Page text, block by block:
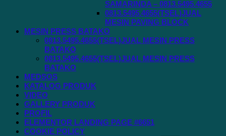
SAMARINDA – 0813.5495.4655
0813.5495.4655(TSEL)JUAL
MESIN PAVING BLOCK
MESIN PRESS BATAKO
0813.5495.4655(TSEL)JUAL MESIN PRESS
BATAKO
0813.5495.4655(TSEL)JUAL MESIN PRESS
BATAKO
MEDSOS
KATALOG PRODUK
VIDEO
GALLERY PRODUK
PROFIL
ELEMENTOR LANDING PAGE #6651
COOKIE POLICY